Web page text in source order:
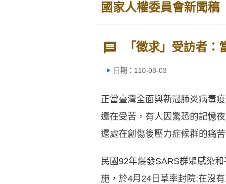
國家人權委員會新聞稿
「徵求」受訪者
日期：110-08-03
正當臺灣全面與新冠肺炎病毒
還在受苦，有人因驚恐的記憶
還處在創傷後壓力症候群的痛苦
民國92年爆發SARS群聚感染
施，於4月24日草率封院;在沒